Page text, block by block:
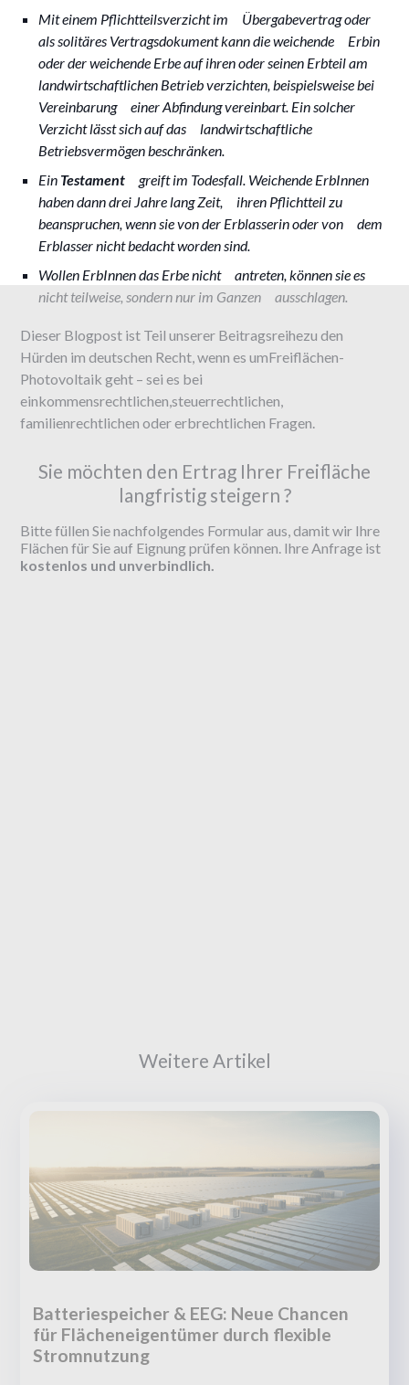
Mit einem Pflichtteilsverzicht im Übergabevertrag oder
als solitäres Vertragsdokument kann die weichende Erbin
oder der weichende Erbe auf ihren oder seinen Erbteil am
landwirtschaftlichen Betrieb verzichten, beispielsweise bei
Vereinbarung einer Abfindung vereinbart. Ein solcher
Verzicht lässt sich auf das landwirtschaftliche
Betriebsvermögen beschränken.
Ein Testament greift im Todesfall. Weichende ErbInnen
haben dann drei Jahre lang Zeit, ihren Pflichtteil zu
beanspruchen, wenn sie von der Erblasserin oder von dem
Erblasser nicht bedacht worden sind.
Wollen ErbInnen das Erbe nicht antreten, können sie es
nicht teilweise, sondern nur im Ganzen ausschlagen.
Dieser Blogpost ist Teil unserer Beitragsreihezu den
Hürden im deutschen Recht, wenn es umFreiflächen-
Photovoltaik geht – sei es bei
einkommensrechtlichen,steuerrechtlichen,
familienrechtlichen oder erbrechtlichen Fragen.
Sie möchten den Ertrag Ihrer Freifläche
langfristig steigern ?
Bitte füllen Sie nachfolgendes Formular aus, damit wir Ihre
Flächen für Sie auf Eignung prüfen können. Ihre Anfrage ist
kostenlos und unverbindlich.
Weitere Artikel
Batteriespeicher & EEG: Neue Chancen
für Flächeneigentümer durch flexible
Stromnutzung